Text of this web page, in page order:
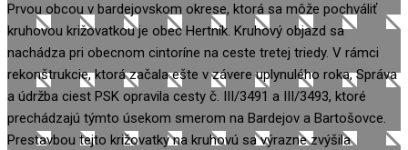
Prvou obcou v bardejovskom okrese, ktorá sa môže pochváliť
kruhovou križovatkou je obec Hertník. Kruhový objazd sa
nachádza pri obecnom cintoríne na ceste tretej triedy. V rámci
rekonštrukcie, ktorá začala ešte v závere uplynulého roka, Správa
a údržba ciest PSK opravila cesty č. III/3491 a III/3493, ktoré
prechádzajú týmto úsekom smerom na Bardejov a Bartošovce.
Prestavbou tejto križovatky na kruhovú sa výrazne zvýšila